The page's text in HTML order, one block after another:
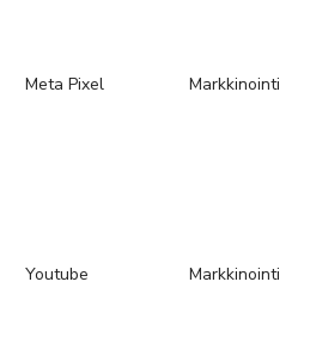
Meta Pixel Markkinointi
Youtube Markkinointi